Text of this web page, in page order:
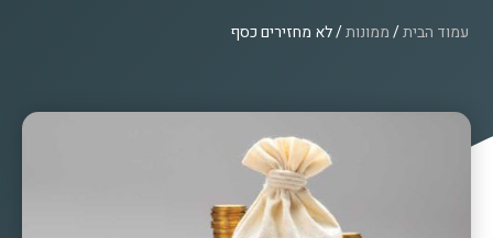
עמוד הבית/ממונות/ לא מחזירים כסף